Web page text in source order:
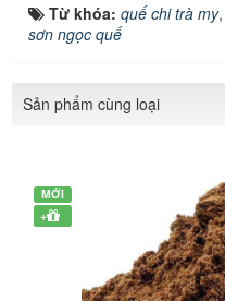
Từ khóa: quế chi trà my,
sơn ngọc quế
Sản phẩm cùng loại
MỚI
+